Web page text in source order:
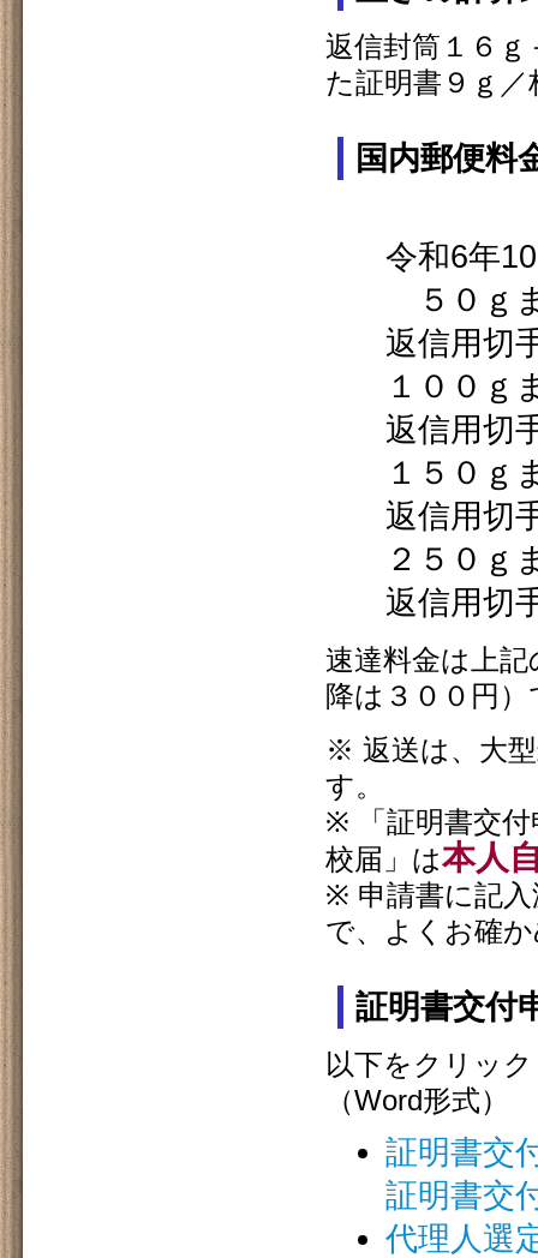
返信封筒１６
た証明書９
国内郵便料
令和6年
５０
返信用切
１００
返信用切
１５０
返信用切
２５０
返信用切
速達料金は上
降は３００円）
※ 返送は、大
す。
※ 「証明書交付
校届」は本人
※ 申請書に記
で、よくお確
証明書交付
以下をクリッ
（Word形式）
証明書交
証明書交
代理人選